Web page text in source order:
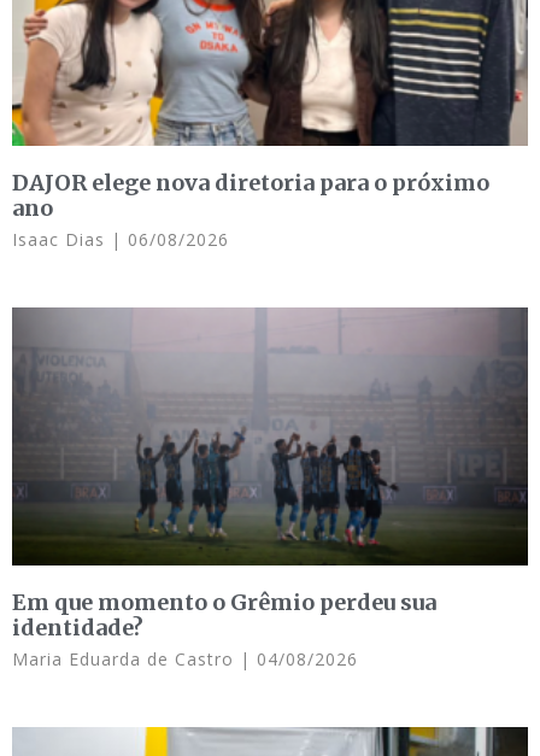
DAJOR elege nova diretoria para o próximo
ano
Isaac Dias 06/08/2026
Em que momento o Grêmio perdeu sua
identidade?
Maria Eduarda de Castro 04/08/2026